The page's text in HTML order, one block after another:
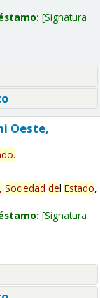
Signatura
Oeste,
.
Sociedad del Estado,
Signatura